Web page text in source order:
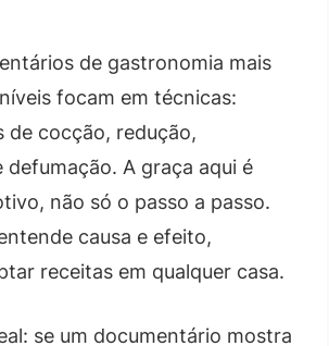
de gastronomia mais
focam em técnicas:
de cocção, redução,
A graça aqui é
não só o passo a passo.
causa e efeito,
receitas em qualquer casa.
se um documentário mostra